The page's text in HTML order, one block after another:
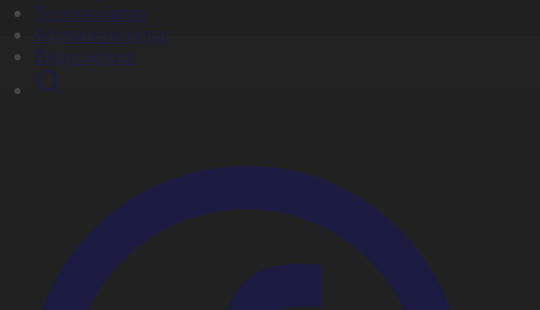
Телехикаялар
Мультсериалдар
Видеоархив